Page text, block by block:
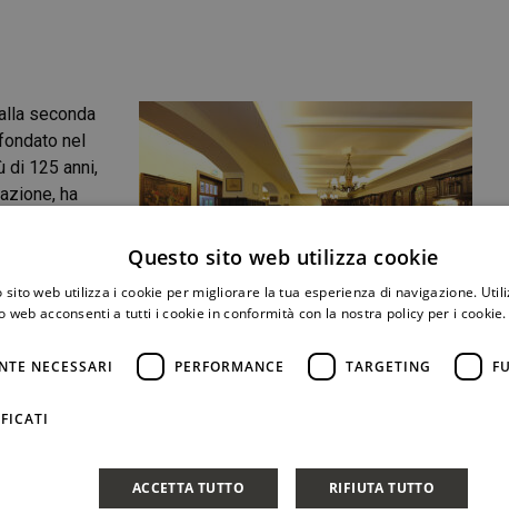
seconda
nel
di 125 anni,
ha
Tre
Unico neo:
menù,
servite
di patate e cavolo rosso. Orari: dal lunedì al sabato dalle
Wielandstraße 12-14, 40211 Düsseldorf.
Questo sito web utilizza cookie
sito web utilizza i cookie per migliorare la tua esperienza di navigazione.
web acconsenti a tutti i cookie in conformità con la nostra policy per i cookie.
NECESSARI PERFORMANCE TARGETING
ACCETTA TUTTO RIFIUTA TUTTO